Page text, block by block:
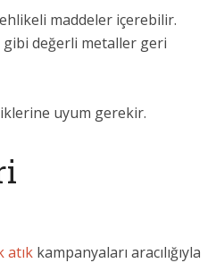
maddeler içerebilir.
gibi değerli metaller geri
uyum gerekir.
atık kampanyaları aracılığıyla